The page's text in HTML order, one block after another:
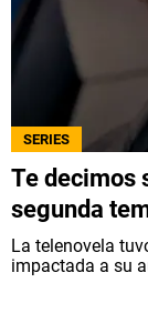
SERIES
Te decimos
segunda
La telenovela
impactada a su